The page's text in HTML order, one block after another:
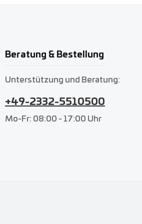
Beratung & Bestellung
Unterstützung und Beratung:
+49-2332-5510500
Mo-Fr: 08:00 - 17:00 Uhr